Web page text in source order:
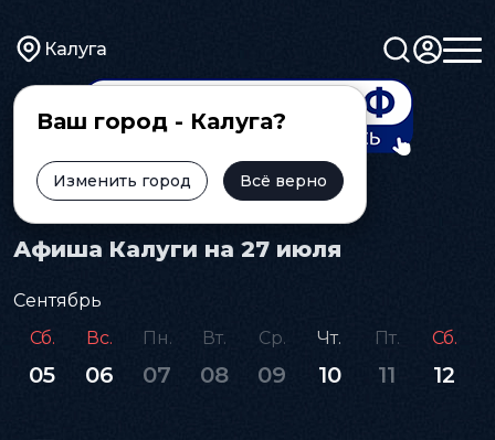
Калуга
Ваш город - Калуга?
Изменить город Всё верно
Главная Афиша
Афиша Калуги на 27 июля
Сентябрь
Сб.
05
Вс.
06
Пн.
07
Вт.
08
Ср.
09
Чт.
10
Пт.
11
Сб.
12